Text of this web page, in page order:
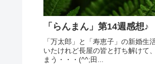
「らんまん」第14週感想♪
「万太郎」と「寿恵子」の新婚
いたけれど長屋の皆と打ち解けて
まう・・・(^^;田...